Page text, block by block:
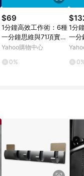
$69
1分鐘高效工作術：6種
一分鐘思維與71項實戰
心法，讓你工作提速、
手書_良好]
Yahoo購物中心
0%
1分
一分
心法
手書